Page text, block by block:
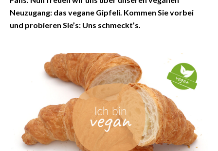
Neuzugang: das vegane Gipfeli. Kommen Sie vorbei
und probieren Sie’s: Uns schmeckt’s.